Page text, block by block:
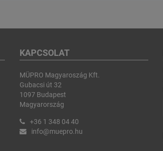
KAPCSOLAT
MÜPRO Magyaroszág Kft.
Gubacsi út 32
1097 Budapest
Magyarország
+36 1 348 04 40
info@muepro.hu